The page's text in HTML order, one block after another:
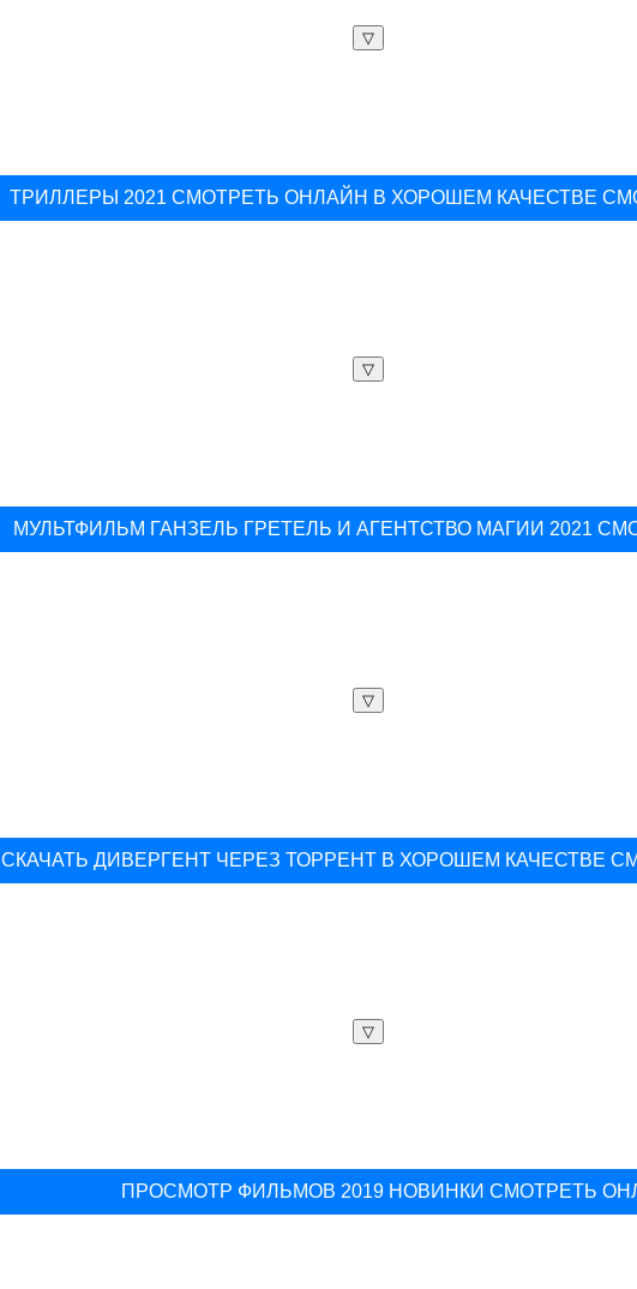
▽
ТРИЛЛЕРЫ 2021 СМОТРЕТЬ ОНЛАЙН В ХОРОШЕМ КАЧЕСТВЕ
▽
МУЛЬТФИЛЬМ ГАНЗЕЛЬ ГРЕТЕЛЬ И АГЕНТСТВО МАГИИ 2021
▽
СКАЧАТЬ ДИВЕРГЕНТ ЧЕРЕЗ ТОРРЕНТ В ХОРОШЕМ КАЧЕСТВЕ
▽
ПРОСМОТР ФИЛЬМОВ 2019 НОВИНКИ СМОТРЕТЬ